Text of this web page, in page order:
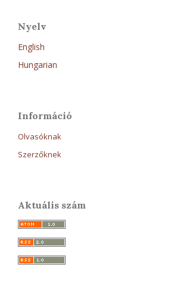
Nyelv
English
Hungarian
Információ
Olvasóknak
Szerzőknek
Aktuális szám